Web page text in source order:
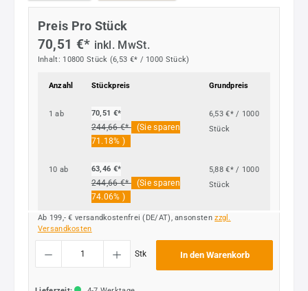
Preis Pro Stück
70,51 €* inkl. MwSt.
Inhalt: 10800 Stück (6,53 €* / 1000 Stück)
Anzahl Stückpreis Grundpreis
1 ab 70,51 €*
244,66 €* (Sie sparen
71.18% )
6,53 €* / 1000
Stück
10 ab 63,46 €*
244,66 €* (Sie sparen
74.06% )
5,88 €* / 1000
Stück
Ab 199,- € versandkostenfrei (DE/AT), ansonstenzzgl.
Versandkosten
Produkt Anzahl: Gib den gewünschten Wert ein oder benutze die Schaltflächen um
Stk In den Warenkorb